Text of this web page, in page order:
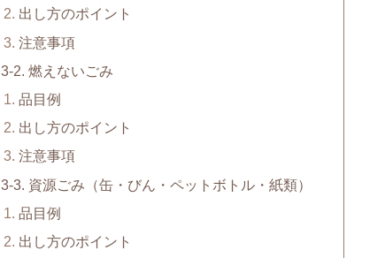
出し方のポイント
注意事項
3-2. 燃えないごみ
品目例
出し方のポイント
注意事項
3-3. 資源ごみ（缶・びん・ペットボトル・紙類）
品目例
出し方のポイント